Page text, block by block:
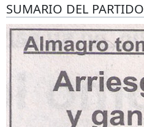
SUMARIO DEL PARTIDO